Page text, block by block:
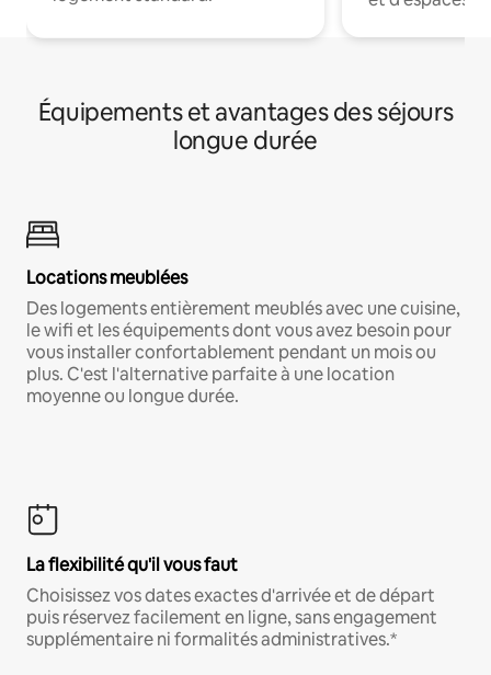
Équipements et avantages des séjours
longue durée
Locations meublées
Des logements entièrement meublés avec une cuisine,
le wifi et les équipements dont vous avez besoin pour
vous installer confortablement pendant un mois ou
plus. C'est l'alternative parfaite à une location
moyenne ou longue durée.
La flexibilité qu'il vous faut
Choisissez vos dates exactes d'arrivée et de départ
puis réservez facilement en ligne, sans engagement
supplémentaire ni formalités administratives.*